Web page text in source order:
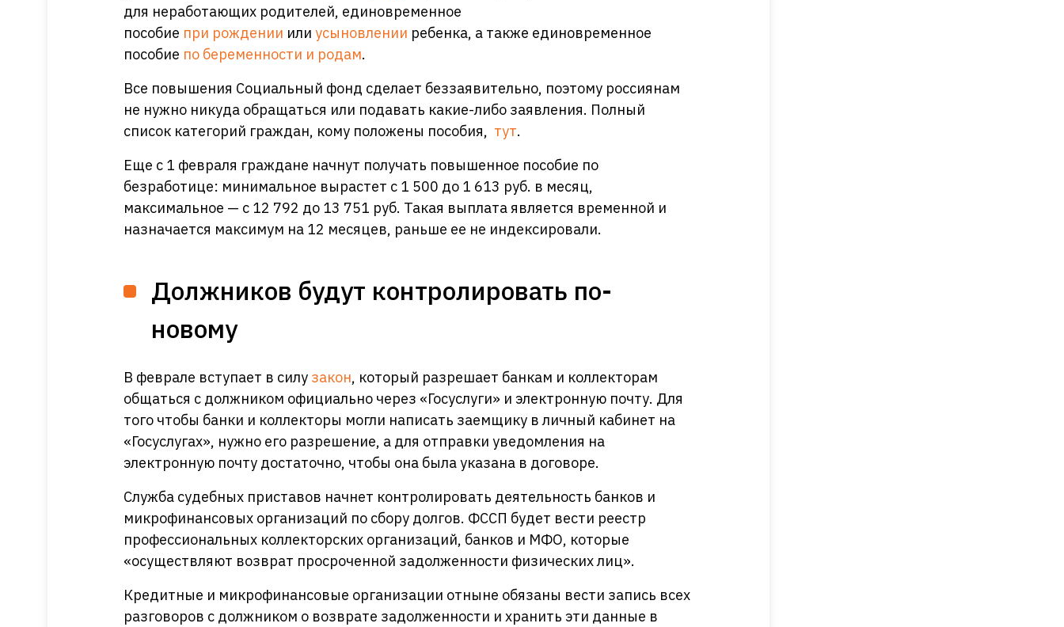
для неработающих родителей, единовременное
пособие при рождении или усыновлении ребенка, а также единовременное
пособие по беременности и родам.
Все повышения Социальный фонд сделает беззаявительно, поэтому россиянам
не нужно никуда обращаться или подавать какие-либо заявления. Полный
список категорий граждан, кому положены пособия, тут.
Еще с 1 февраля граждане начнут получать повышенное пособие по
безработице: минимальное вырастет с 1 500 до 1 613 руб. в месяц,
максимальное — с 12 792 до 13 751 руб. Такая выплата является временной и
назначается максимум на 12 месяцев, раньше ее не индексировали.
Должников будут контролировать по-
новому
В феврале вступает в силу закон, который разрешает банкам и коллекторам
общаться с должником официально через «Госуслуги» и электронную почту. Для
того чтобы банки и коллекторы могли написать заемщику в личный кабинет на
«Госуслугах», нужно его разрешение, а для отправки уведомления на
электронную почту достаточно, чтобы она была указана в договоре.
Служба судебных приставов начнет контролировать деятельность банков и
микрофинансовых организаций по сбору долгов. ФССП будет вести реестр
профессиональных коллекторских организаций, банков и МФО, которые
«осуществляют возврат просроченной задолженности физических лиц».
Кредитные и микрофинансовые организации отныне обязаны вести запись всех
разговоров с должником о возврате задолженности и хранить эти данные в